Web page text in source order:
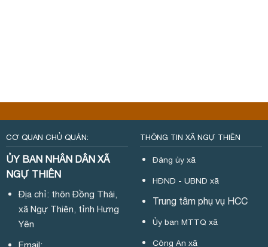
CƠ QUAN CHỦ QUẢN:
ỦY BAN NHÂN DÂN XÃ
NGỰ THIÊN
Địa chỉ: thôn Đồng Thái,
xã Ngự Thiên, tỉnh Hưng
Yên
Email:
THÔNG TIN XÃ NGỰ THIÊN
Đảng ủy xã
HĐND - UBND xã
Trung tâm phụ vụ HCC
Ủy ban MTTQ xã
Công An xã